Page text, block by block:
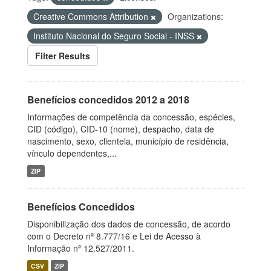
Creative Commons Attribution
Organizations:
Instituto Nacional do Seguro Social - INSS
Filter Results
Benefícios concedidos 2012 a 2018
Informações de competência da concessão, espécies,
CID (código), CID-10 (nome), despacho, data de
nascimento, sexo, clientela, município de residência,
vínculo dependentes,...
ZIP
Benefícios Concedidos
Disponibilização dos dados de concessão, de acordo
com o Decreto nº 8.777/16 e Lei de Acesso à
Informação nº 12.527/2011.
CSV ZIP